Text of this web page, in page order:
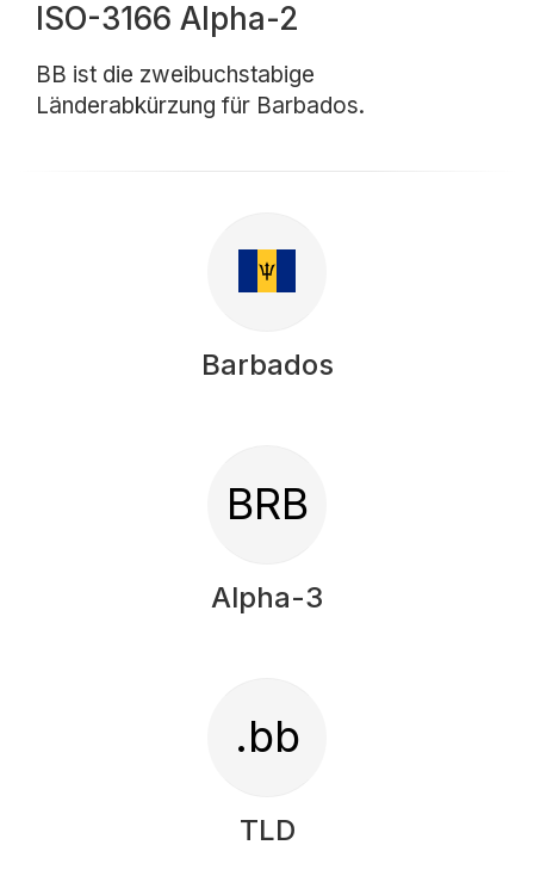
ISO-3166 Alpha-2
BB ist die zweibuchstabige
Länderabkürzung für Barbados.
Barbados
BRB
Alpha-3
.bb
TLD